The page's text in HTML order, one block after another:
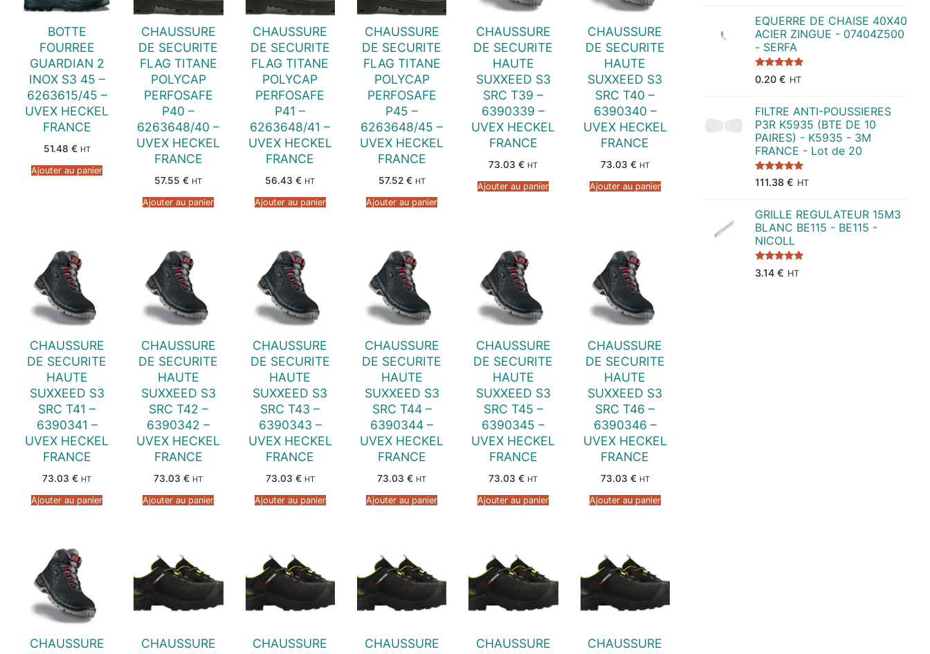
BOTTE
FOURREE
GUARDIAN 2
INOX S3 45 –
6263615/45 –
UVEX HECKEL
FRANCE
51.48 € HT
Ajouter au panier
CHAUSSURE
DE SECURITE
FLAG TITANE
POLYCAP
PERFOSAFE
P40 –
6263648/40 –
UVEX HECKEL
FRANCE
57.55€ HT
Ajouter au panier
CHAUSSURE
DE SECURITE
FLAG TITANE
POLYCAP
PERFOSAFE
P41 –
6263648/41 –
UVEX HECKEL
FRANCE
56.43€ HT
Ajouter au panier
CHAUSSURE
DE SECURITE
FLAG TITANE
POLYCAP
PERFOSAFE
P45 –
6263648/45 –
UVEX HECKEL
FRANCE
57.52 € HT
Ajouter au panier
CHAUSSURE
DE SECURITE
HAUTE
SUXXEED S3
SRC T39 –
6390339 –
UVEX HECKEL
FRANCE
73.03€ HT
Ajouter au panier
CHAUSSURE
DE SECURITE
HAUTE
SUXXEED S3
SRC T40 –
6390340 –
UVEX HECKEL
FRANCE
73.03 € HT
Ajouter au panier
CHAUSSURE
DE SECURITE
HAUTE
SUXXEED S3
SRC T41 –
6390341 –
UVEX HECKEL
FRANCE
73.03€ HT
Ajouter au panier
CHAUSSURE
DE SECURITE
HAUTE
SUXXEED S3
SRC T42 –
6390342 –
UVEX HECKEL
FRANCE
73.03€ HT
Ajouter au panier
CHAUSSURE
DE SECURITE
HAUTE
SUXXEED S3
SRC T43 –
6390343 –
UVEX HECKEL
FRANCE
73.03 € HT
Ajouter au panier
CHAUSSURE
DE SECURITE
HAUTE
SUXXEED S3
SRC T44 –
6390344 –
UVEX HECKEL
FRANCE
73.03€ HT
Ajouter au panier
CHAUSSURE
DE SECURITE
HAUTE
SUXXEED S3
SRC T45 –
6390345 –
UVEX HECKEL
FRANCE
73.03€ HT
Ajouter au panier
CHAUSSURE
DE SECURITE
HAUTE
SUXXEED S3
SRC T46 –
6390346 –
UVEX HECKEL
FRANCE
73.03 € HT
Ajouter au panier
CHAUSSURE
CHAUSSURE
CHAUSSURE
CHAUSSURE
CHAUSSURE
CHAUSSURE
EQUERRE DE CHAISE 40X40
ACIER ZINGUE - 07404Z500
- SERFA
Note 5.00
sur 5
0.20 € HT
FILTRE ANTI-POUSSIERES
P3R K5935 (BTE DE 10
PAIRES) - K5935 - 3M
FRANCE - Lot de 20
Note5.00
sur 5
111.38 € HT
GRILLE REGULATEUR 15M3
BLANC BE115 - BE115 -
NICOLL
Note 5.00
sur 5
3.14 € HT